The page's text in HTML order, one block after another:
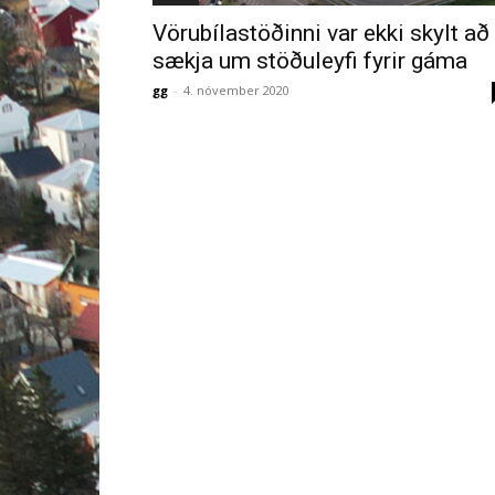
Vörubílastöðinni var ekki skylt að
sækja um stöðuleyfi fyrir gáma
gg - 4. nóvember 2020